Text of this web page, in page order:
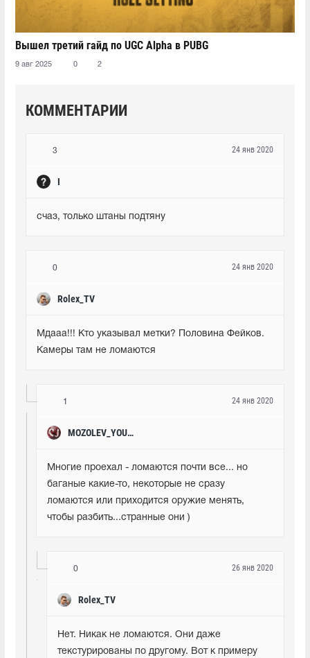
Вышел третий гайд по UGC Alpha в PUBG
9 авг 2025 0 2
КОММЕНТАРИИ
3
I
24 янв 2020
счаз, только штаны подтяну
0
Rolex_TV
24 янв 2020
Мдааа!!! Кто указывал метки? Половина Фейков.
Камеры там не ломаются
1
MOZOLEV_YOUTUBE
24 янв 2020
Многие проехал - ломаются почти все... но
баганые какие-то, некоторые не сразу
ломаются или приходится оружие менять,
чтобы разбить...странные они )
0
Rolex_TV
26 янв 2020
Нет. Никак не ломаются. Они даже
текстурированы по другому. Вот к примеру